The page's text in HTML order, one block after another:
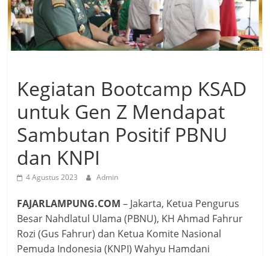
Kegiatan Bootcamp KSAD
untuk Gen Z Mendapat
Sambutan Positif PBNU
dan KNPI
4 Agustus 2023 Admin
FAJARLAMPUNG.COM– Jakarta, Ketua Pengurus
Besar Nahdlatul Ulama (PBNU), KH Ahmad Fahrur
Rozi (Gus Fahrur) dan Ketua Komite Nasional
Pemuda Indonesia (KNPI) Wahyu Hamdani